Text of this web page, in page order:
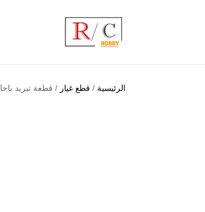
الرئيسية / قطع غيار / قطعة تبريد باجا